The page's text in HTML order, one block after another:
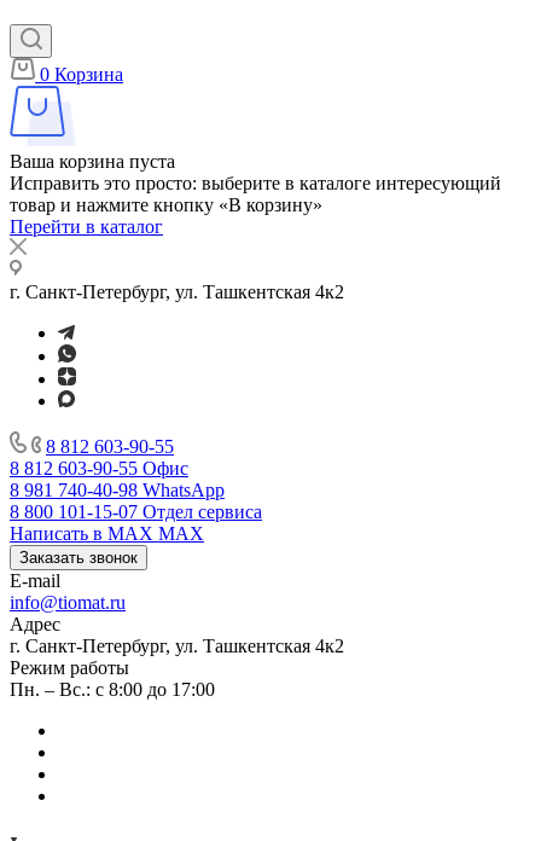
0 Корзина
Ваша корзина пуста
Исправить это просто: выберите в каталоге интересующий
товар и нажмите кнопку «В корзину»
Перейти в каталог
г. Санкт-Петербург, ул. Ташкентская 4к2
8 812 603-90-55
8 812 603-90-55 Офис
8 981 740-40-98 WhatsApp
8 800 101-15-07 Отдел сервиса
Написать в MAX MAX
Заказать звонок
E-mail
info@tiomat.ru
Адрес
г. Санкт-Петербург, ул. Ташкентская 4к2
Режим работы
Пн. – Вс.: с 8:00 до 17:00